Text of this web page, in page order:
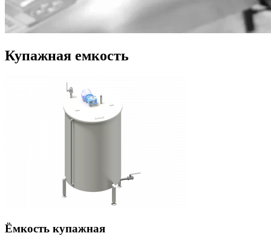
Купажная емкость
Ёмкость купажная